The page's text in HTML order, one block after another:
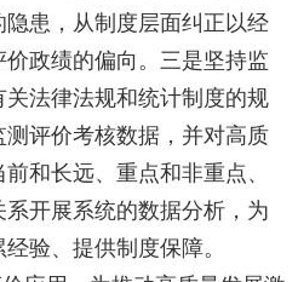
患，从制度层面纠正以经
政绩的偏向。三是坚持监
法律法规和统计制度的规
评价考核数据，并对高质
和长远、重点和非重点、
开展系统的数据分析，为
验、提供制度保障。